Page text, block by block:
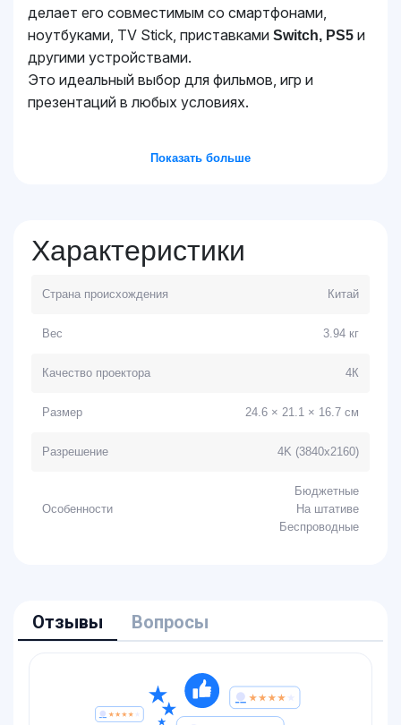
делает его совместимым со смартфонами,
ноутбуками, TV Stick, приставками Switch, PS5 и
другими устройствами.
Это идеальный выбор для фильмов, игр и
презентаций в любых условиях.
Показать больше
Характеристики
Страна происхождения Китай
Вес 3.94 кг
Качество проектора 4К
Размер 24.6 × 21.1 × 16.7 cм
Разрешение 4K (3840x2160)
Особенности
Бюджетные
На штативе
Беcпроводные
Отзывы Вопросы